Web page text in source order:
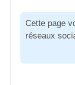
Cette page
réseaux